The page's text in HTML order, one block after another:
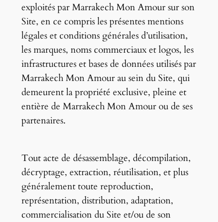
exploités par Marrakech Mon Amour sur son
Site, en ce compris les présentes mentions
légales et conditions générales d’utilisation,
les marques, noms commerciaux et logos, les
infrastructures et bases de données utilisés par
Marrakech Mon Amour au sein du Site, qui
demeurent la propriété exclusive, pleine et
entière de Marrakech Mon Amour ou de ses
partenaires.
Tout acte de désassemblage, décompilation,
décryptage, extraction, réutilisation, et plus
généralement toute reproduction,
représentation, distribution, adaptation,
commercialisation du Site et/ou de son